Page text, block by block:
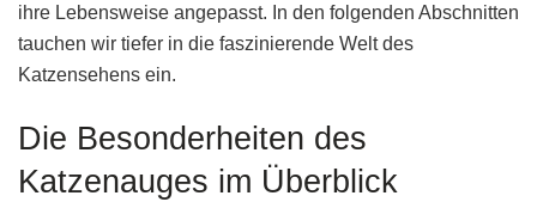
ihre Lebensweise angepasst. In den folgenden Abschnitten
tauchen wir tiefer in die faszinierende Welt des
Katzensehens ein.
Die Besonderheiten des
Katzenauges im Überblick